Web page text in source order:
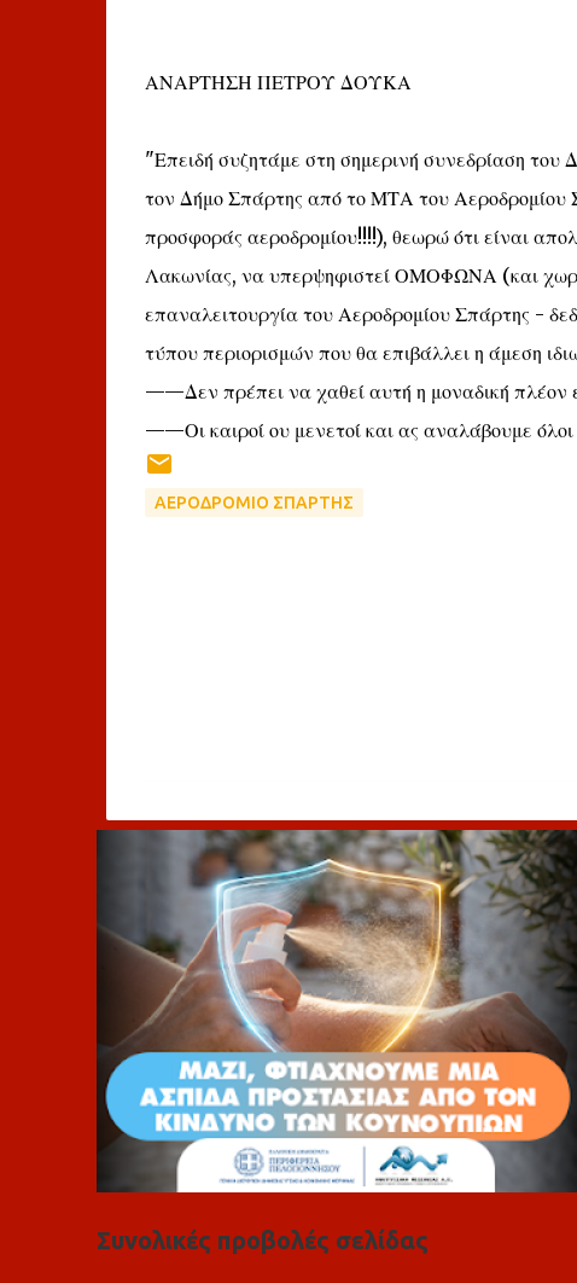
ΑΝΑΡΤΗΣΗ ΠΕΤΡΟΥ ΔΟΥΚΑ
"Επειδή συζητάμε στη σημερινή συνεδρίαση του
τον Δήμο Σπάρτης από το ΜΤΑ του Αεροδρομίου
προσφοράς αεροδρομίου!!!!), θεωρώ ότι είναι
Λακωνίας, να υπερψηφιστεί ΟΜΟΦΩΝΑ (και
επαναλειτουργία του Αεροδρομίου Σπάρτης -
τύπου περιορισμών που θα επιβάλλει η άμεση
——Δεν πρέπει να χαθεί αυτή η μοναδική πλέον
——Οι καιροί ου μενετοί και ας αναλάβουμε όλοι
ΑΕΡΟΔΡΟΜΙΟ ΣΠΑΡΤΗΣ
λ
Συνολικές προβολές σελίδας